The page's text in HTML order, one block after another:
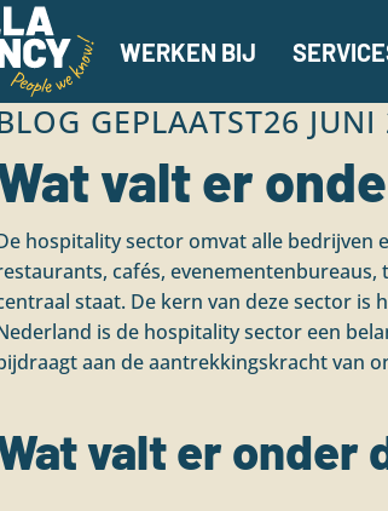
WERKEN BIJ
GEPLAATST26 JUNI
valt er
hospitality sector omvat alle bedrijven
cafés,
staat. De kern van deze sector is
is de hospitality sector een
aan de aantrekkingskracht van
valt er onder